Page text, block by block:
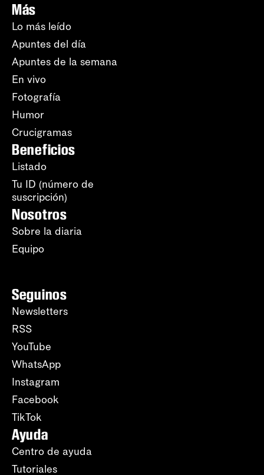
Más
Lo más leído
Apuntes del día
Apuntes de la semana
En vivo
Fotografía
Humor
Crucigramas
Beneficios
Listado
Tu ID (número de
suscripción)
Nosotros
Sobre la diaria
Equipo
Seguinos
Newsletters
RSS
YouTube
WhatsApp
Instagram
Facebook
TikTok
Ayuda
Centro de ayuda
Tutoriales